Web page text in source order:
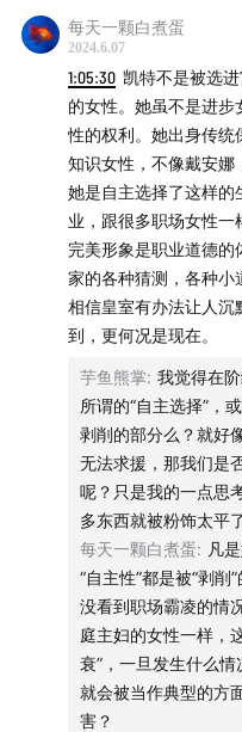
每天一颗白煮蛋
2024.6.07
1:05:30 凯特不是被选
的女性。她虽不是进
性的权利。她出身传统
知识女性，不像戴安娜
她是自主选择了这样的
业，跟很多职场女性一
完美形象是职业道德
家的各种猜测，各种小
相信皇室有办法让人沉
到，更何况是现在。
芋鱼熊掌: 我觉得在
所谓的“自主选择”，
剥削的部分么？就好
无法求援，那我们是
呢？只是我的一点思
多东西就被粉饰太平
每天一颗白煮蛋: 凡
“自主性”都是被“剥
没看到职场霸凌的情
庭主妇的女性一样，
衰”，一旦发生什么
就会被当作典型的方
害？